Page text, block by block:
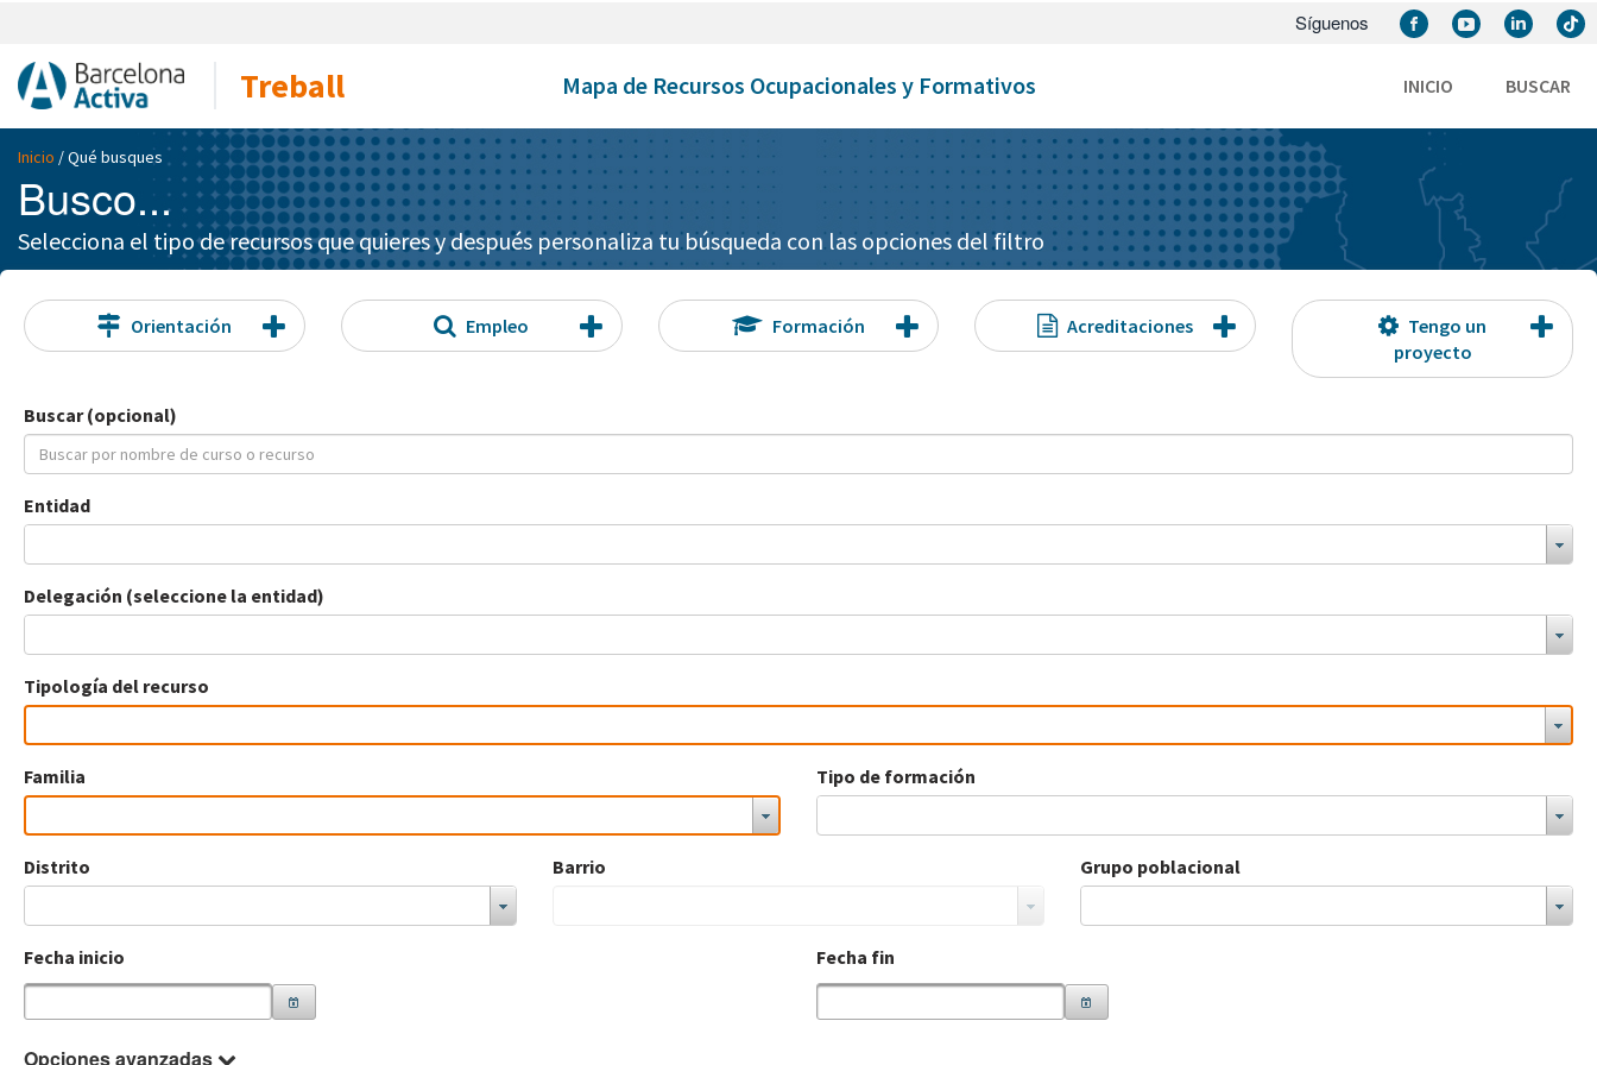
Síguenos
Mapa de Recursos Ocupacionales y Formativos
Treball INICIO BUSCAR
Inicio / Qué busques
Busco...
Selecciona el tipo de recursos que quieres y después personaliza tu búsqueda con las opciones del filtro
Orientación Empleo Formación Acreditaciones
Tengo un
proyecto
Buscar (opcional)
Entidad
Delegación (seleccione la entidad)
Tipología del recurso
Familia Tipo de formación
Distrito Barrio Grupo poblacional
Fecha inicio Fecha fin
Opciones avanzadas